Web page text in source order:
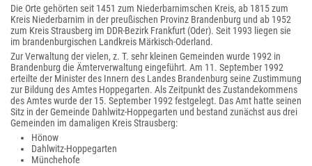
Die Orte gehörten seit 1451 zum Niederbarnimschen Kreis, ab 1815 zum
Kreis Niederbarnim in der preußischen Provinz Brandenburg und ab 1952
zum Kreis Strausberg im DDR-Bezirk Frankfurt (Oder). Seit 1993 liegen sie
im brandenburgischen Landkreis Märkisch-Oderland.
Zur Verwaltung der vielen, z. T. sehr kleinen Gemeinden wurde 1992 in
Brandenburg die Ämterverwaltung eingeführt. Am 11. September 1992
erteilte der Minister des Innern des Landes Brandenburg seine Zustimmung
zur Bildung des Amtes Hoppegarten. Als Zeitpunkt des Zustandekommens
des Amtes wurde der 15. September 1992 festgelegt. Das Amt hatte seinen
Sitz in der Gemeinde Dahlwitz-Hoppegarten und bestand zunächst aus drei
Gemeinden im damaligen Kreis Strausberg:
Hönow
Dahlwitz-Hoppegarten
Münchehofe